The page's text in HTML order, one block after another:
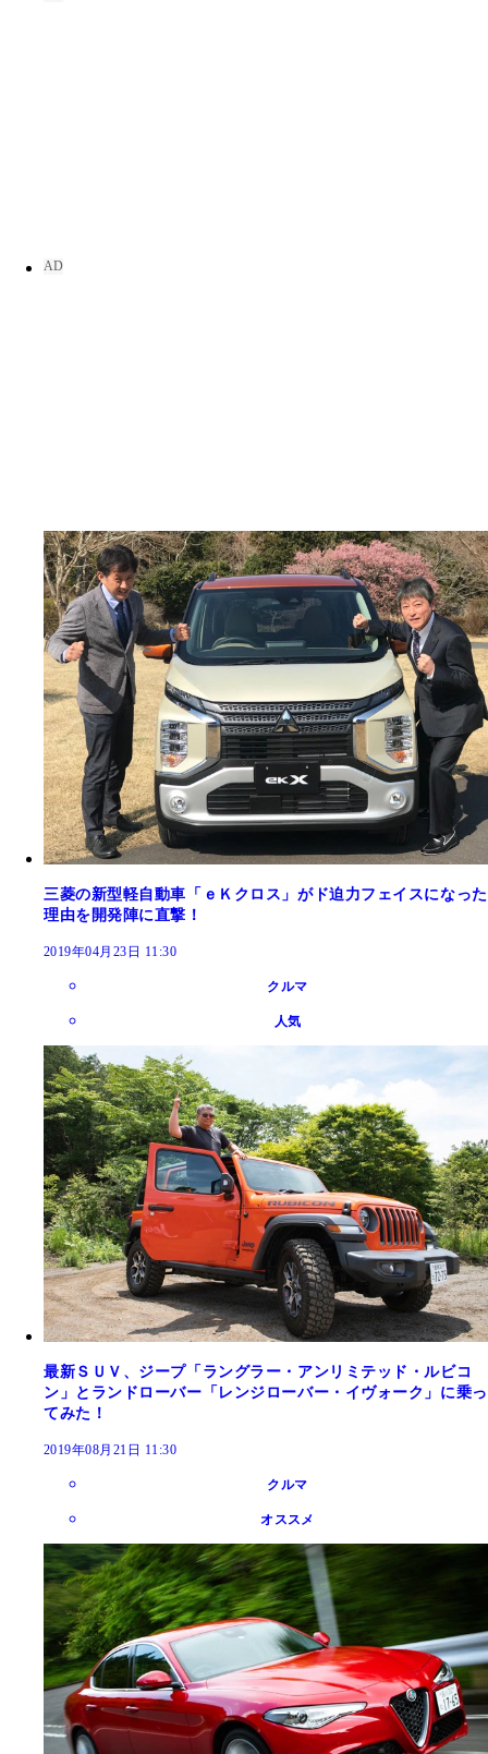
三菱の新型軽自動車「ｅＫクロス」がド迫力フェイスになった
理由を開発陣に直撃！
2019年04月23日 11:30
クルマ
人気
最新ＳＵＶ、ジープ「ラングラー・アンリミテッド・ルビコ
ン」とランドローバー「レンジローバー・イヴォーク」に乗っ
てみた！
2019年08月21日 11:30
クルマ
オススメ